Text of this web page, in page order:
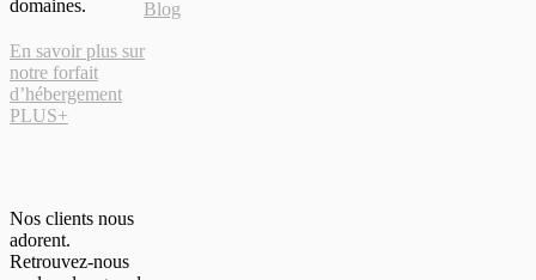
domaines.
En savoir plus sur
notre forfait
d’hébergement
PLUS+
Nos clients nous
adorent.
Retrouvez-nous
Blog